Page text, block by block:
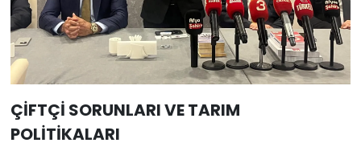
ÇİFTÇİ SORUNLARI VE TARIM
POLİTİKALARI